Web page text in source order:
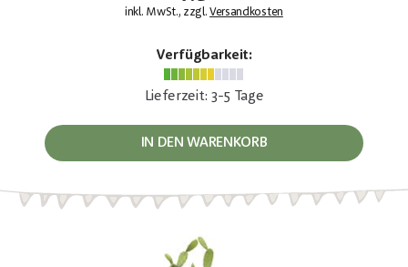
inkl. MwSt., zzgl.Versandkosten
Verfügbarkeit:
Lieferzeit: 3-5 Tage
IN DEN WARENKORB